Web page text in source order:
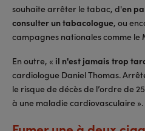
souhaite arrêter le tabac, d'en
consulter un tabacologue, ou
campagnes nationales comme le
En outre, « il n'est jamais trop
cardiologue Daniel Thomas.
le risque de décès de l’ordre de
à une maladie cardiovasculaire ».